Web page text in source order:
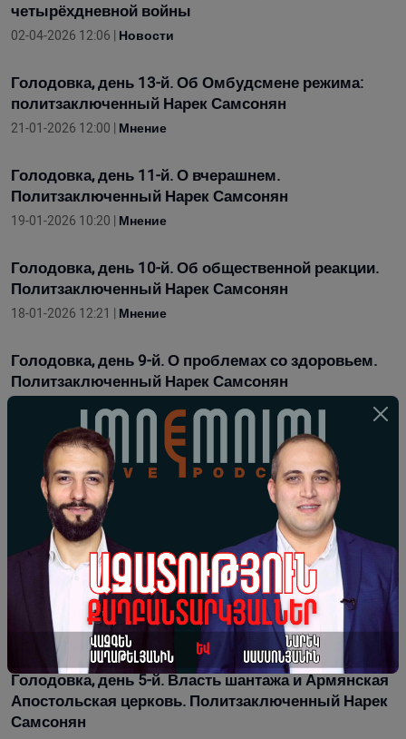
четырёхдневной войны
02-04-2026 12:06 | Новости
Голодовка, день 13-й. Об Омбудсмене режима:
политзаключенный Нарек Самсонян
21-01-2026 12:00 | Мнение
Голодовка, день 11-й. О вчерашнем.
Политзаключенный Нарек Самсонян
19-01-2026 10:20 | Мнение
Голодовка, день 10-й. Об общественной реакции.
Политзаключенный Нарек Самсонян
18-01-2026 12:21 | Мнение
Голодовка, день 9-й. О проблемах со здоровьем.
Политзаключенный Нарек Самсонян
17-01-2026 11:54 |Мнение
Голодовка, день 7-й. Возвращение 4 пленных и
наличие 30 пленных в тюрьмах Армении.
Политзаключенный Нарек Самсонян
15-01-2026 13:11 |
6-й день голодовки. 6-й карцер со своим
«животным миром»: политзаключенный Нарек
Самсонян
14-01-2026 12:27 |Мнение
Голодовка, день 5-й. Власть шантажа и Армянская
Апостольская церковь. Политзаключенный Нарек
Самсонян